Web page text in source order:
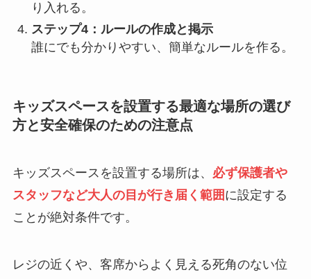
り入れる。
ステップ4：ルールの作成と掲示
誰にでも分かりやすい、簡単なルールを作る。
キッズスペースを設置する最適な場所の選び
方と安全確保のための注意点
キッズスペースを設置する場所は、 必ず保護者や
スタッフなど大人の目が行き届く範囲 に設定する
ことが絶対条件です。
レジの近くや、客席からよく見える死角のない位